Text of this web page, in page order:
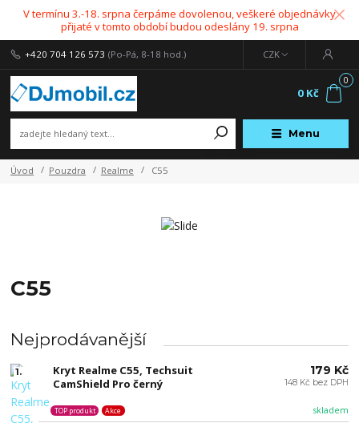
V termínu 3.-18. srpna čerpáme dovolenou, veškeré objednávky
přijaté v tomto období budou odeslány 19. srpna
Menu
CZK
+420 704 126 573 (Po-Pá, 8-18 hod.)
0
0 Kč
Úvod Pouzdra Realme C55
C55
Nejprodávanější
1.
Kryt Realme C55, Techsuit
CamShield Pro černý
skladem
TOP produkt Akce
179 Kč
148 Kč bez DPH